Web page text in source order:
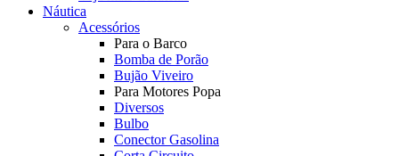
Náutica
Acessórios
Para o Barco
Bomba de Porão
Bujão Viveiro
Para Motores Popa
Diversos
Bulbo
Conector Gasolina